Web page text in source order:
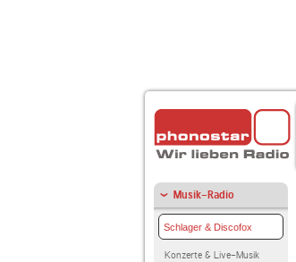
Musik-Radio
Schlager & Discofox
Konzerte & Live-Musik